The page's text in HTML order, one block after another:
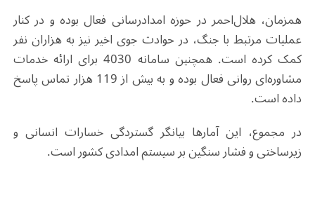
همزمان، هلال‌احمر در حوزه امدادرسانی فعال بوده و در کنار
عملیات مرتبط با جنگ، در حوادث جوی اخیر نیز به هزاران نفر
کمک کرده است. همچنین سامانه 4030 برای ارائه خدمات
مشاوره‌ای روانی فعال بوده و به بیش از 119 هزار تماس پاسخ
داده است.
در مجموع، این آمارها بیانگر گستردگی خسارات انسانی و
زیرساختی و فشار سنگین بر سیستم امدادی کشور است.